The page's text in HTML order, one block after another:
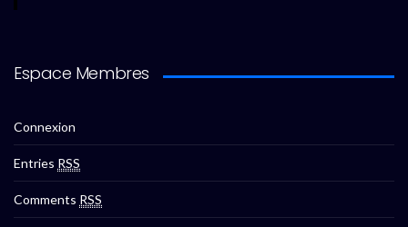
Espace Membres
Connexion
Entries RSS
Comments RSS